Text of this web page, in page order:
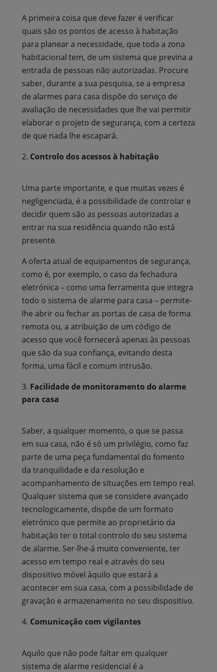
A primeira coisa que deve fazer é verificar
quais são os pontos de acesso à habitação
para planear a necessidade, que toda a zona
habitacional tem, de um sistema que previna a
entrada de pessoas não autorizadas. Procure
saber, durante a sua pesquisa, se a empresa
de alarmes para casa dispõe do serviço de
avaliação de necessidades que lhe vai permitir
elaborar o projeto de segurança, com a certeza
de que nada lhe escapará.
Controlo dos acessos à habitação
Uma parte importante, e que muitas vezes é
negligenciada, é a possibilidade de controlar e
decidir quem são as pessoas autorizadas a
entrar na sua residência quando não está
presente.
A oferta atual de equipamentos de segurança,
como é, por exemplo, o caso da fechadura
eletrónica – como uma ferramenta que integra
todo o sistema de alarme para casa – permite-
lhe abrir ou fechar as portas de casa de forma
remota ou, a atribuição de um código de
acesso que você fornecerá apenas às pessoas
que são da sua confiança, evitando desta
forma, uma fácil e comum intrusão.
Facilidade de monitoramento do alarme
para casa
Saber, a qualquer momento, o que se passa
em sua casa, não é só um privilégio, como faz
parte de uma peça fundamental do fomento
da tranquilidade e da resolução e
acompanhamento de situações em tempo real.
Qualquer sistema que se considere avançado
tecnologicamente, dispõe de um formato
eletrónico que permite ao proprietário da
habitação ter o total controlo do seu sistema
de alarme. Ser-lhe-á muito conveniente, ter
acesso em tempo real e através do seu
dispositivo móvel àquilo que estará a
acontecer em sua casa, com a possibilidade de
gravação e armazenamento no seu dispositivo.
Comunicação com vigilantes
Aquilo que não pode faltar em qualquer
sistema de alarme residencial é a